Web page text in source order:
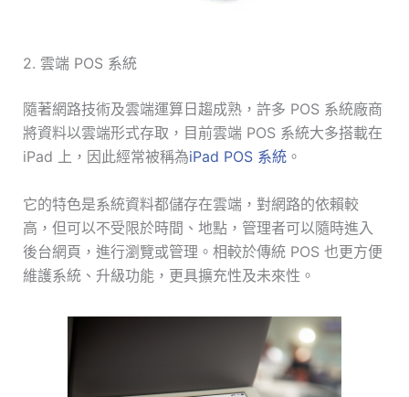
2. 雲端 POS 系統
隨著網路技術及雲端運算日趨成熟，許多 POS 系統廠商
將資料以雲端形式存取，目前雲端 POS 系統大多搭載在
iPad 上，因此經常被稱為iPad POS 系統。
它的特色是系統資料都儲存在雲端，對網路的依賴較
高，但可以不受限於時間、地點，管理者可以隨時進入
後台網頁，進行瀏覽或管理。相較於傳統 POS 也更方便
維護系統、升級功能，更具擴充性及未來性。